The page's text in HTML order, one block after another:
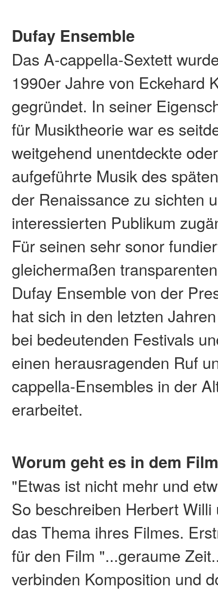
Dufay Ensemble
Das A-cappella-Sextett
1990er Jahre von Eckehard
gegründet. In seiner
für Musiktheorie war es
weitgehend unentdeckte
aufgeführte Musik des
der Renaissance zu sichten
interessierten Publikum
Für seinen sehr sonor
gleichermaßen
Dufay Ensemble von der
hat sich in den letzten
bei bedeutenden Festivals
einen herausragenden Ruf
cappella-Ensembles in der
erarbeitet.
Worum geht es in dem
"Etwas ist nicht mehr und
So beschreiben Herbert
das Thema ihres Filmes.
für den Film "...geraume
verbinden Komposition und